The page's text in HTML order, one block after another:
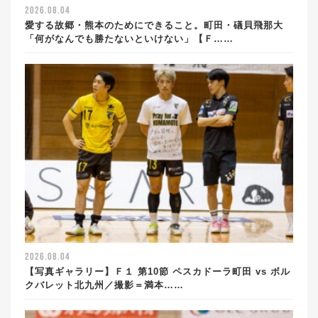
2026.08.04
愛する故郷・熊本のためにできること。町田・礒貝飛那大
「何がなんでも勝たないといけない」【Ｆ……
2026.08.04
【写真ギャラリー】Ｆ１ 第10節 ペスカドーラ町田 vs ボル
クバレット北九州／撮影＝満本……